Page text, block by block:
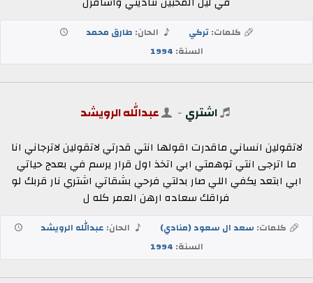
كلمات:تركي الحان: طارق محمد
السنة: 1994
اشتري - عبدالله الرويشد
لاتقولين انساني ماقدرت اقولها انتي قدرتي لاتقولين لاترجاني انا
ما اترجى انتي توهمتي ابي اتخذ اول قرار يرسم في بعدج حياتي
ابي ابتعد يكفي اللي صار بدلتي فرحي بشقاتي اشتري نار قربك لو
فراقك سعاده ارهن العمر كله ل
كلمات: سعد ال سعود (منادي) الحان: عبدالله الرويشد
السنة: 1994